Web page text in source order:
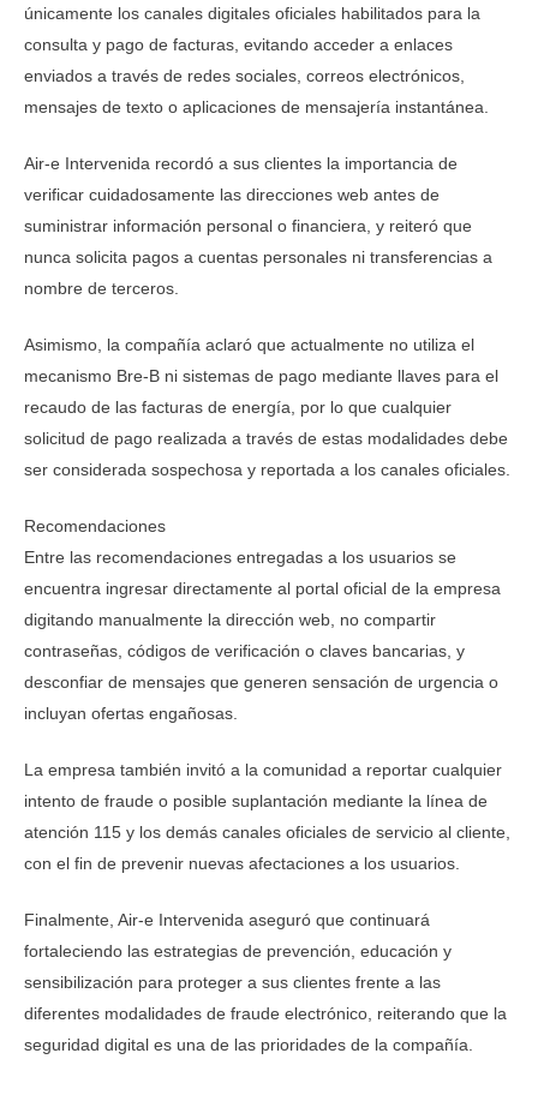
únicamente los canales digitales oficiales habilitados para la
consulta y pago de facturas, evitando acceder a enlaces
enviados a través de redes sociales, correos electrónicos,
mensajes de texto o aplicaciones de mensajería instantánea.
Air-e Intervenida recordó a sus clientes la importancia de
verificar cuidadosamente las direcciones web antes de
suministrar información personal o financiera, y reiteró que
nunca solicita pagos a cuentas personales ni transferencias a
nombre de terceros.
Asimismo, la compañía aclaró que actualmente no utiliza el
mecanismo Bre-B ni sistemas de pago mediante llaves para el
recaudo de las facturas de energía, por lo que cualquier
solicitud de pago realizada a través de estas modalidades debe
ser considerada sospechosa y reportada a los canales oficiales.
Recomendaciones
Entre las recomendaciones entregadas a los usuarios se
encuentra ingresar directamente al portal oficial de la empresa
digitando manualmente la dirección web, no compartir
contraseñas, códigos de verificación o claves bancarias, y
desconfiar de mensajes que generen sensación de urgencia o
incluyan ofertas engañosas.
La empresa también invitó a la comunidad a reportar cualquier
intento de fraude o posible suplantación mediante la línea de
atención 115 y los demás canales oficiales de servicio al cliente,
con el fin de prevenir nuevas afectaciones a los usuarios.
Finalmente, Air-e Intervenida aseguró que continuará
fortaleciendo las estrategias de prevención, educación y
sensibilización para proteger a sus clientes frente a las
diferentes modalidades de fraude electrónico, reiterando que la
seguridad digital es una de las prioridades de la compañía.